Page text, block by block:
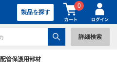
製品を探す
0
詳細検索
配管保護用部材